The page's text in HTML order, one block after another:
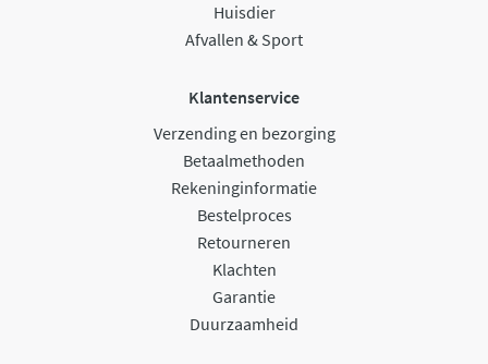
Huisdier
Afvallen & Sport
Klantenservice
Verzending en bezorging
Betaalmethoden
Rekeninginformatie
Bestelproces
Retourneren
Klachten
Garantie
Duurzaamheid